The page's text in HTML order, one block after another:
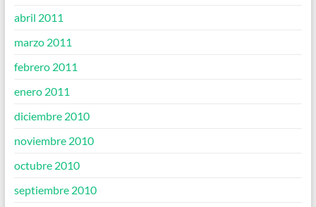
abril 2011
marzo 2011
febrero 2011
enero 2011
diciembre 2010
noviembre 2010
octubre 2010
septiembre 2010